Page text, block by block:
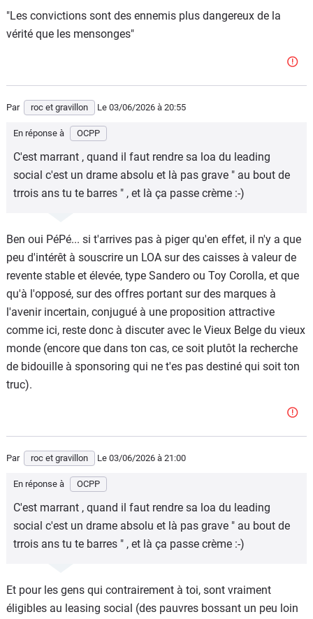
"Les convictions sont des ennemis plus dangereux de la
vérité que les mensonges"
Par roc et gravillon Le 03/06/2026 à 20:55
En réponse à OCPP
C'est marrant , quand il faut rendre sa loa du leading
social c'est un drame absolu et là pas grave " au bout de
trrois ans tu te barres " , et là ça passe crème :-)
Ben oui PéPé... si t'arrives pas à piger qu'en effet, il n'y a que
peu d'intérêt à souscrire un LOA sur des caisses à valeur de
revente stable et élevée, type Sandero ou Toy Corolla, et que
qu'à l'opposé, sur des offres portant sur des marques à
l'avenir incertain, conjugué à une proposition attractive
comme ici, reste donc à discuter avec le Vieux Belge du vieux
monde (encore que dans ton cas, ce soit plutôt la recherche
de bidouille à sponsoring qui ne t'es pas destiné qui soit ton
truc).
Par roc et gravillon Le 03/06/2026 à 21:00
En réponse à OCPP
C'est marrant , quand il faut rendre sa loa du leading
social c'est un drame absolu et là pas grave " au bout de
trrois ans tu te barres " , et là ça passe crème :-)
Et pour les gens qui contrairement à toi, sont vraiment
éligibles au leasing social (des pauvres bossant un peu loin